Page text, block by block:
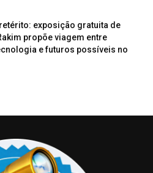
exposição gratuita de
propõe viagem entre
e futuros possíveis no